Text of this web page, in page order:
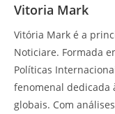
Vitoria Mark
Vitória Mark é a
Noticiare. Formada
Políticas
fenomenal dedicada
globais. Com